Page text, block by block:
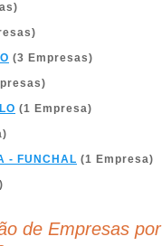
(3 Empresas)
(1 Empresa)
- FUNCHAL (1 Empresa)
de Empresas por